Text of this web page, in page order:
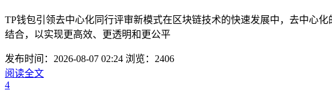
TP钱包引领去中心化同行评审新模式在区块链技术的快速发展中，去中心
结合，以实现更高效、更透明和更公平
发布时间：2026-08-07 02:24 浏览：2406
阅读全文
4